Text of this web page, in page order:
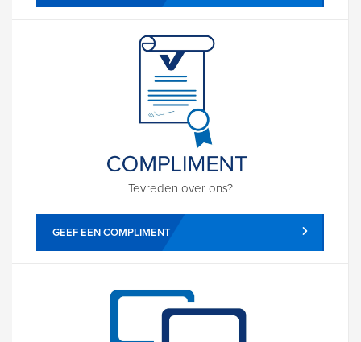
Tevreden over ons?
GEEF EEN COMPLIMENT